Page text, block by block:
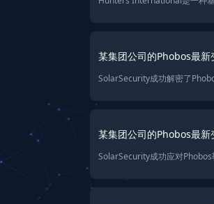
某集团公司的Phobos最
某集团公司的Phobos最